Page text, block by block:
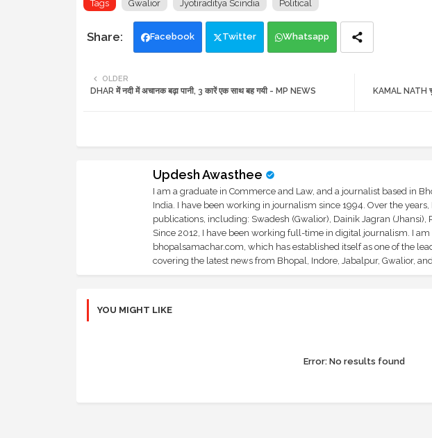
Tags Gwalior Jyotiraditya Scindia Political
Facebook Twitter Whatsapp
KAMAL NATH
OLDER
DHAR में नदी में अचानक बढ़ा पानी, 3 कारें एक साथ बह गयी - MP NEWS
Updesh Awasthee
I am a graduate in Commerce and Law, and a journalist based in
India. I have been working in journalism since 1994. Over the
publications, including: Swadesh (Gwalior), Dainik Jagran (Jhansi),
Since 2012, I have been working full-time in digital journalism. I
bhopalsamachar.com, which has established itself as one of the
covering the latest news from Bhopal, Indore, Jabalpur, Gwalior,
YOU MIGHT LIKE
Error:No results found